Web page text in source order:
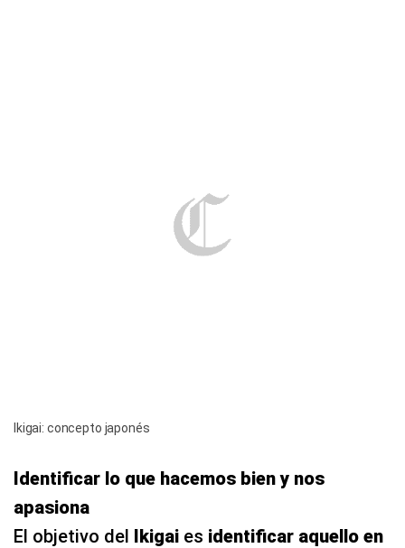
Ikigai: concepto japonés
Identificar lo que hacemos bien y nos
apasiona
El objetivo del Ikigai es identificar aquello en